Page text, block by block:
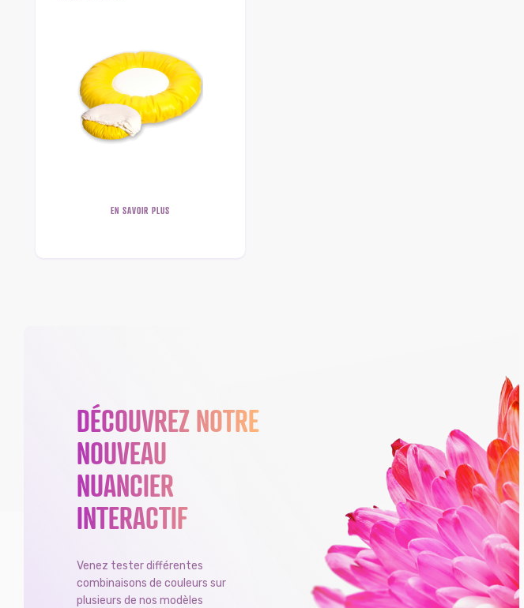
EN SAVOIR PLUS
DÉCOUVREZ NOTRE
NOUVEAU
NUANCIER
INTERACTIF
Venez tester différentes
combinaisons de couleurs sur
plusieurs de nos modèles